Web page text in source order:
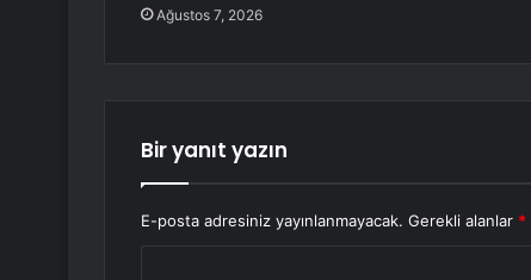
Ağustos 7, 2026
Bir yanıt yazın
E-posta adresiniz yayınlanmayacak. Gerekli alanlar *